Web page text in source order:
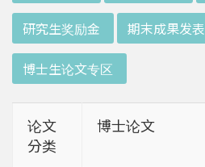
研究生奖励金 期末成果发表
博士生论文专区
论文
分类
博士论文